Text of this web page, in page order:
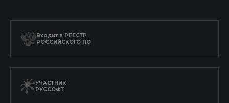
Входит в РЕЕСТР
РОССИЙСКОГО ПО
УЧАСТНИК
РУССОФТ